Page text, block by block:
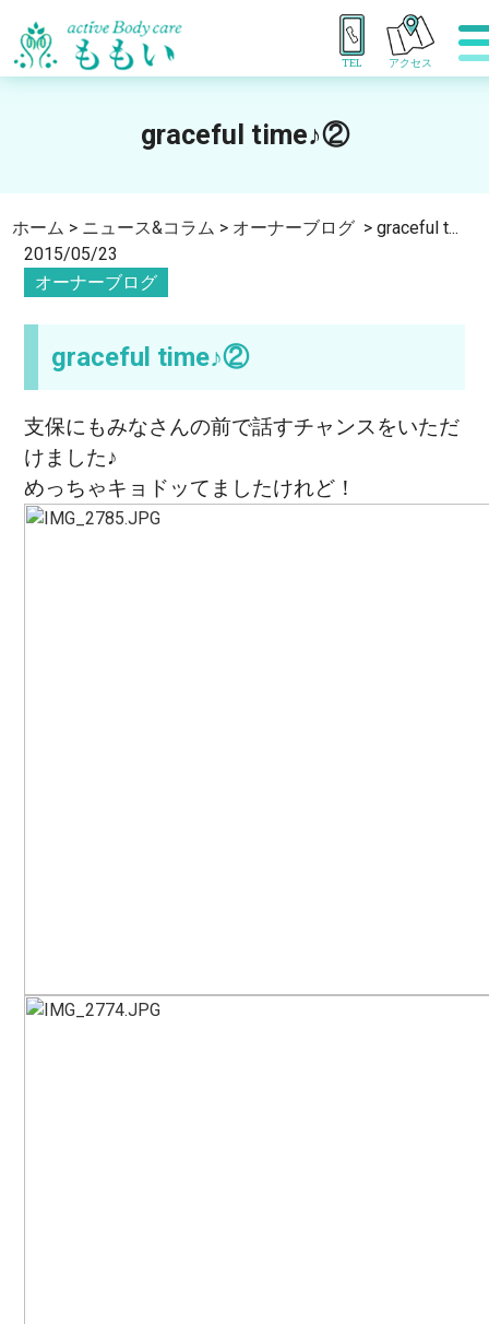
TEL アクセス
graceful time♪②
ホーム > ニュース&コラム > オーナーブログ >graceful t...
2015/05/23
オーナーブログ
graceful time♪②
支保にもみなさんの前で話すチャンスをいただ
けました♪
めっちゃキョドッてましたけれど！